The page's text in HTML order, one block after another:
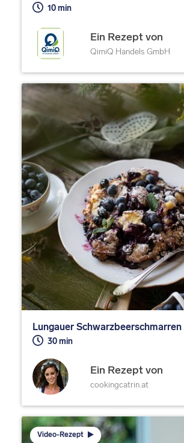
10 min
Ein Rezept von
QimiQ Handels GmbH
Lungauer Schwarzbeerschmarren
30 min
Ein Rezept von
cookingcatrin.at
Video-Rezept